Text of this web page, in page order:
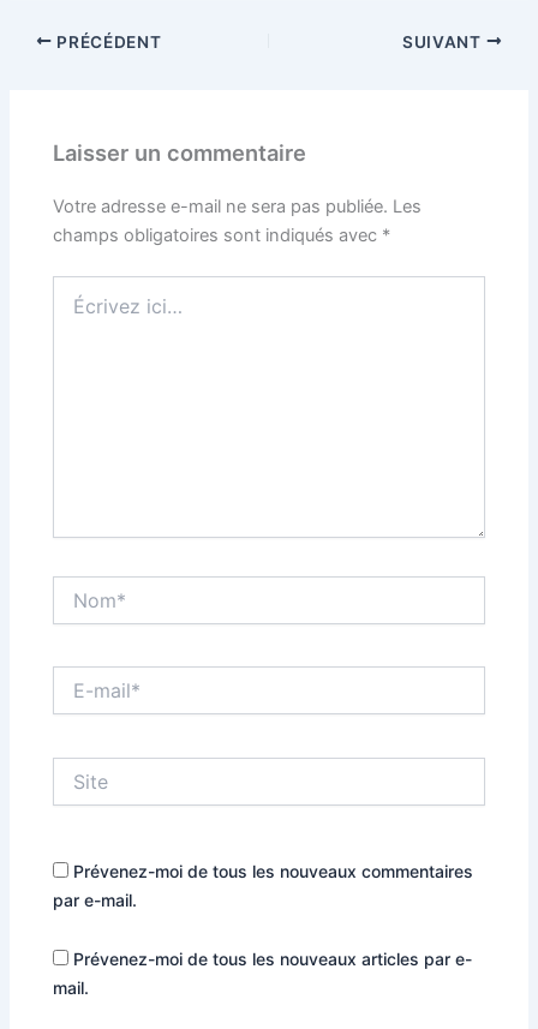
PRÉCÉDENT SUIVANT
Laisser un commentaire
Votre adresse e-mail ne sera pas publiée. Les
champs obligatoires sont indiqués avec *
ici…
mail*
Prévenez-moi de tous les nouveaux commentaires
par e-mail.
Prévenez-moi de tous les nouveaux articles par e-
mail.